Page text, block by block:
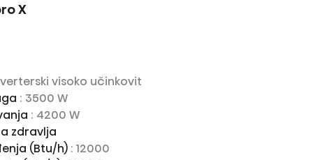
X
visoko učinkovit
: 3500 W
: 4200 W
zdravlja
(Btu/h) : 12000